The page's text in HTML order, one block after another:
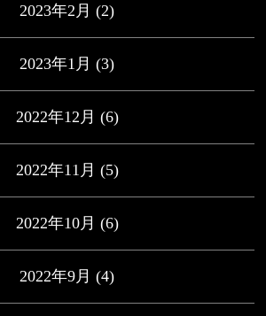
2023年2月 (2)
2023年1月 (3)
2022年12月 (6)
2022年11月 (5)
2022年10月 (6)
2022年9月 (4)